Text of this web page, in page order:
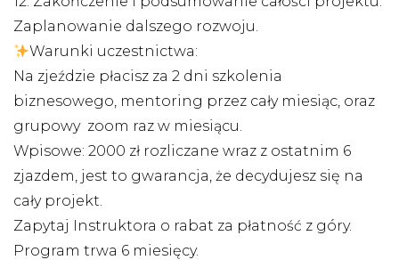
Zaplanowanie dalszego rozwoju.
Warunki uczestnictwa:
Na zjeździe płacisz za 2 dni szkolenia
biznesowego, mentoring przez cały miesiąc, oraz
grupowy zoom raz w miesiącu.
Wpisowe: 2000 zł rozliczane wraz z ostatnim 6
zjazdem, jest to gwarancja, że decydujesz się na
cały projekt.
Zapytaj Instruktora o rabat za płatność z góry.
Program trwa 6 miesięcy.